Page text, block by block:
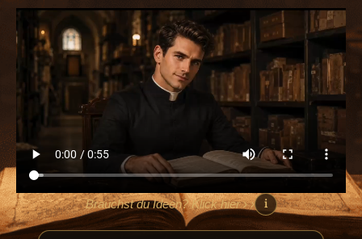
Brauchst du Ideen? Klick hier › › i